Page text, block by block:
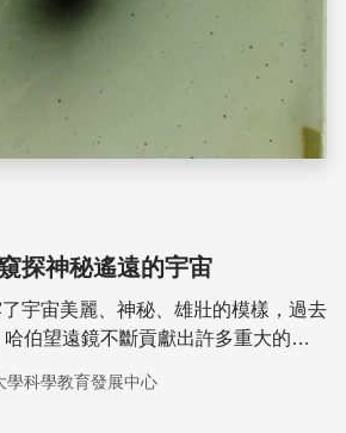
探神秘遙遠的宇宙
宇宙美麗、神秘、雄壯的模樣，過去
伯望遠鏡不斷貢獻出許多重大的天
是以20世紀最有影響力的觀測天文
學科學教育發展中心